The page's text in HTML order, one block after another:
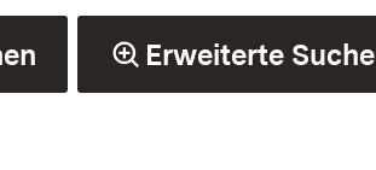
Erweiterte Suche